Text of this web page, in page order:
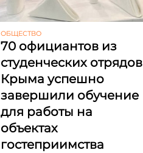
ОБЩЕСТВО
70 официантов из
студенческих отрядов
Крыма успешно
завершили обучение
для работы на
объектах
гостеприимства